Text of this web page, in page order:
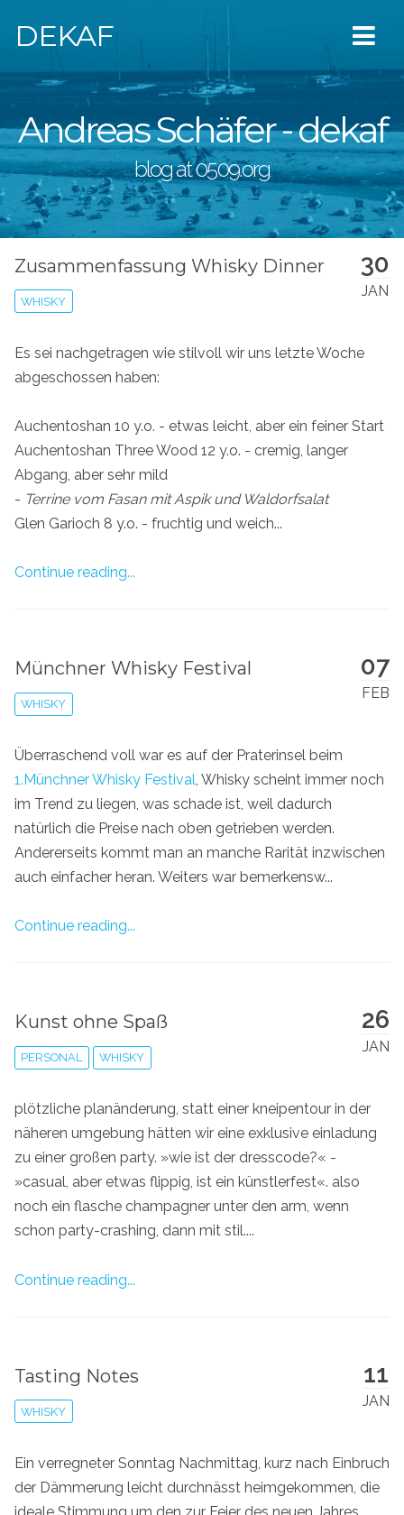
DEKAF
Andreas Schäfer - dekaf
blog at 0509.org
30
JAN
Zusammenfassung Whisky Dinner
WHISKY
Es sei nachgetragen wie stilvoll wir uns letzte Woche
abgeschossen haben:
Auchentoshan 10 y.o. - etwas leicht, aber ein feiner Start
Auchentoshan Three Wood 12 y.o. - cremig, langer
Abgang, aber sehr mild
- Terrine vom Fasan mit Aspik und Waldorfsalat
Glen Garioch 8 y.o. - fruchtig und weich...
Continue reading...
07
FEB
Münchner Whisky Festival
WHISKY
Überraschend voll war es auf der Praterinsel beim
1.Münchner Whisky Festival, Whisky scheint immer noch
im Trend zu liegen, was schade ist, weil dadurch
natürlich die Preise nach oben getrieben werden.
Andererseits kommt man an manche Rarität inzwischen
auch einfacher heran. Weiters war bemerkensw...
Continue reading...
26
JAN
Kunst ohne Spaß
PERSONAL WHISKY
plötzliche planänderung, statt einer kneipentour in der
näheren umgebung hätten wir eine exklusive einladung
zu einer großen party. »wie ist der dresscode?« -
»casual, aber etwas flippig, ist ein künstlerfest«. also
noch ein flasche champagner unter den arm, wenn
schon party-crashing, dann mit stil....
Continue reading...
11
JAN
Tasting Notes
WHISKY
Ein verregneter Sonntag Nachmittag, kurz nach Einbruch
der Dämmerung leicht durchnässt heimgekommen, die